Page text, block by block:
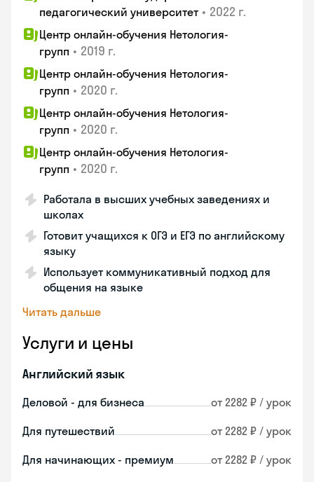
педагогический университет • 2022 г.
Центр онлайн-обучения Нетология-
групп • 2019 г.
Центр онлайн-обучения Нетология-
групп • 2020 г.
Центр онлайн-обучения Нетология-
групп • 2020 г.
Центр онлайн-обучения Нетология-
групп • 2020 г.
Работала в высших учебных заведениях и
школах
Готовит учащихся к ОГЭ и ЕГЭ по английскому
языку
Использует коммуникативный подход для
общения на языке
Читать дальше
Услуги и цены
Английский язык
Деловой - для бизнеса от 2282 ₽ / урок
Для путешествий от 2282 ₽ / урок
Для начинающих - премиум от 2282 ₽ / урок